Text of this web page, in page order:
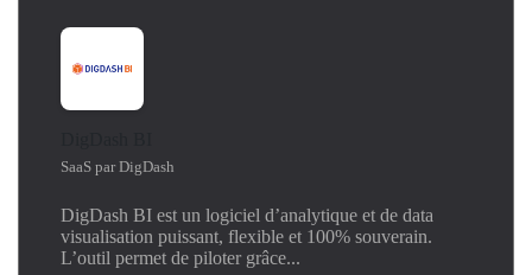
SaaS par DigDash
DigDash BI est un logiciel d’analytique et de data
visualisation puissant, flexible et 100% souverain.
L’outil permet de piloter grâce...